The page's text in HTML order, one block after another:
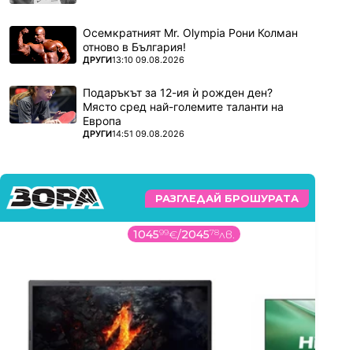
Осемкратният Mr. Olympia Рони Колман
отново в България!
ПОВЕЧЕ ОТ
ДРУГИ13:10 09.08.2026
Подаръкът за 12-ия ѝ рожден ден?
Място сред най-големите таланти на
Европа
ПОВЕЧЕ ОТ
ДРУГИ14:51 09.08.2026
РАЗГЛЕДАЙ БРОШУРАТА
104599€/204578лв.